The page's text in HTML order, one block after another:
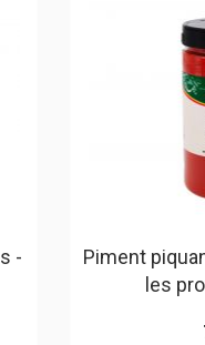
-
Piment
les